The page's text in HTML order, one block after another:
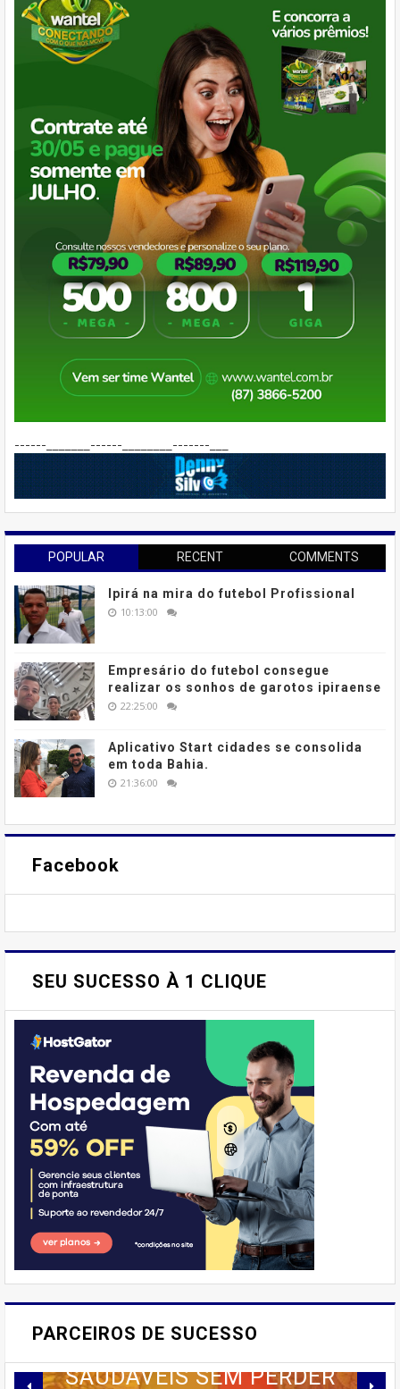
------_______------________-------___
POPULAR RECENT COMMENTS
Ipirá na mira do futebol Profissional
10:13:00
Empresário do futebol consegue
realizar os sonhos de garotos ipiraense
22:25:00
Aplicativo Start cidades se consolida
em toda Bahia.
21:36:00
Facebook
SEU SUCESSO À 1 CLIQUE
PARCEIROS DE SUCESSO
'Emprego'
E AÍ, PESSOAL! VOCÊ JÁ
IMAGINOU PODER SABOREAR
REFEIÇÕES DELICIOSAS E
SAUDÁVEIS ​​SEM PERDER